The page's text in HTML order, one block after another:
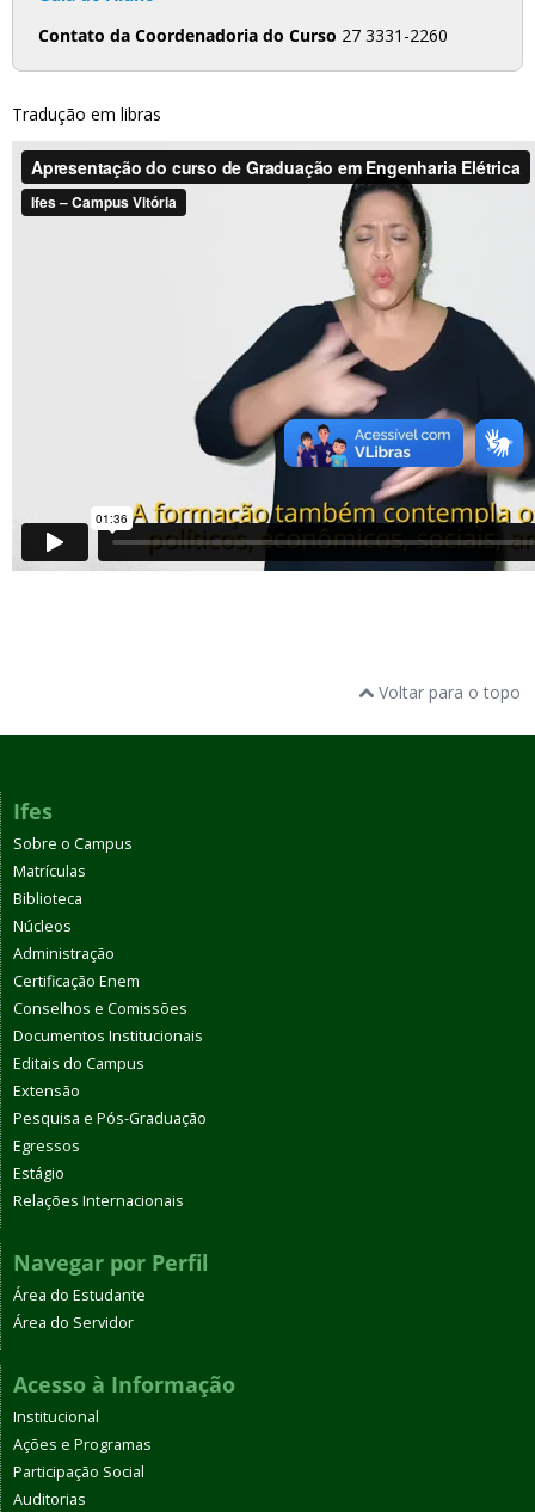
Contato da Coordenadoria do Curso 27 3331-2260
Tradução em libras
Voltar para o topo
Ifes
Sobre o Campus
Matrículas
Biblioteca
Núcleos
Administração
Certificação Enem
Conselhos e Comissões
Documentos Institucionais
Editais do Campus
Extensão
Pesquisa e Pós-Graduação
Egressos
Estágio
Relações Internacionais
Navegar por Perfil
Área do Estudante
Área do Servidor
Acesso à Informação
Institucional
Ações e Programas
Participação Social
Auditorias